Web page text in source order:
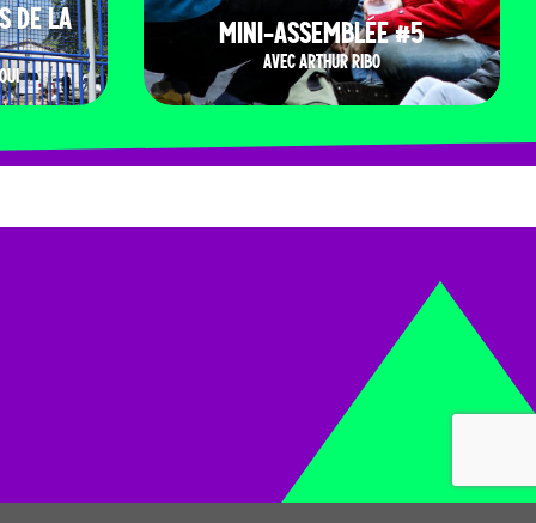
DE LA MINI-ASSEMBLÉE #5
AVEC ARTHUR RIBO